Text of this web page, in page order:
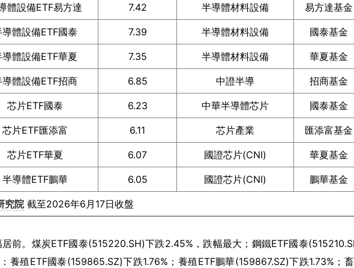
體設備ETF易方達 7.42 半導體材料設備 易方達基金
導體設備ETF國泰 7.39 半導體材料設備 國泰基金
導體設備ETF華夏 7.35 半導體材料設備 華夏基金
導體設備ETF招商 6.85 中證半導 招商基金
芯片ETF國泰 6.23 中華半導體芯片 國泰基金
芯片ETF匯添富 6.11 芯片產業 匯添富基金
芯片ETF華夏 6.07 國證芯片(CNI) 華夏基金
半導體ETF鵬華 6.05 國證芯片(CNI) 鵬華基金
究院截至2026年6月17日收盤
前。煤炭ETF國泰(515220.SH)下跌2.45%，跌幅最大；鋼鐵ETF國泰
養殖ETF國泰(159865.SZ)下跌1.76%；養殖ETF鵬華(159867.SZ)下跌1.73%；